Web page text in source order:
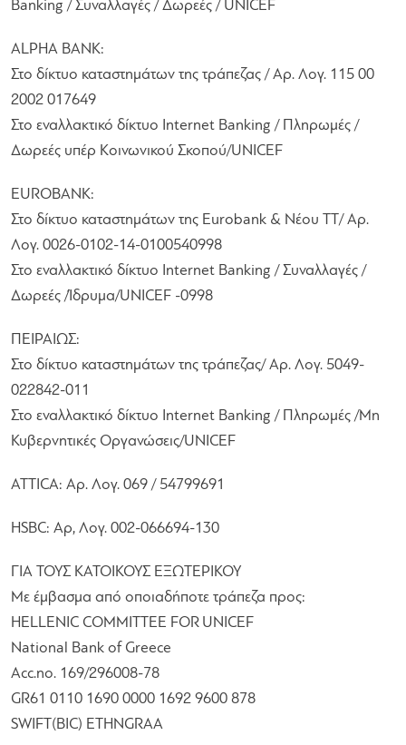
Banking / Συναλλαγές / Δωρεές / UNICEF
ALPHA BANK:
Στο δίκτυο καταστημάτων της τράπεζας / Αρ. Λογ. 115 00
2002 017649
Στο εναλλακτικό δίκτυο Internet Banking / Πληρωμές /
Δωρεές υπέρ Κοινωνικού Σκοπού/UNICEF
EUROBANK:
Στο δίκτυο καταστημάτων της Eurobank & Νέου ΤΤ/ Αρ.
Λογ. 0026-0102-14-0100540998
Στο εναλλακτικό δίκτυο Internet Banking / Συναλλαγές /
Δωρεές /Ίδρυμα/UNICEF -0998
ΠΕΙΡΑΙΩΣ:
Στο δίκτυο καταστημάτων της τράπεζας/ Αρ. Λογ. 5049-
022842-011
Στο εναλλακτικό δίκτυο Internet Banking / Πληρωμές /Μη
Κυβερνητικές Οργανώσεις/UNICEF
ATTICA: Αρ. Λογ. 069 / 54799691
HSBC: Αρ, Λογ. 002-066694-130
ΓΙΑ ΤΟΥΣ ΚΑΤΟΙΚΟΥΣ ΕΞΩΤΕΡΙΚΟΥ
Με έμβασμα από οποιαδήποτε τράπεζα προς:
HELLENIC COMMITTEE FOR UNICEF
National Bank of Greece
Acc.no. 169/296008-78
GR61 0110 1690 0000 1692 9600 878
SWIFT(BIC) ETHNGRAA